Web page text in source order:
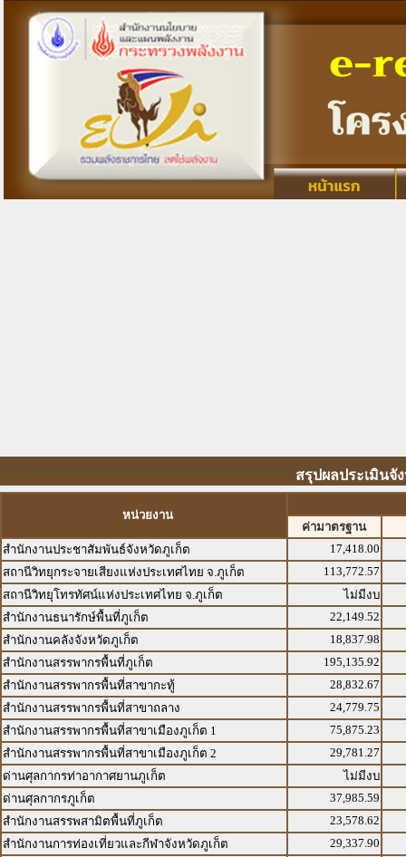
สรุปผลประเมินจั
หน่วยงาน
ค่ามาตรฐาน
สำนักงานประชาสัมพันธ์จังหวัดภูเก็ต
17,418.00
สถานีวิทยุกระจายเสียงแห่งประเทศไทย จ.ภูเก็ต
113,772.57
สถานีวิทยุโทรทัศน์แห่งประเทศไทย จ.ภูเก็ต
ไม่มีงบ
สำนักงานธนารักษ์พื้นที่ภูเก็ต
22,149.52
สำนักงานคลังจังหวัดภูเก็ต
18,837.98
สำนักงานสรรพากรพื้นที่ภูเก็ต
195,135.92
สำนักงานสรรพากรพื้นที่สาขากะทู้
28,832.67
สำนักงานสรรพากรพื้นที่สาขาถลาง
24,779.75
สำนักงานสรรพากรพื้นที่สาขาเมืองภูเก็ต 1
75,875.23
สำนักงานสรรพากรพื้นที่สาขาเมืองภูเก็ต 2
29,781.27
ด่านศุลกากรท่าอากาศยานภูเก็ต
ไม่มีงบ
ด่านศุลกากรภูเก็ต
37,985.59
สำนักงานสรรพสามิตพื้นที่ภูเก็ต
23,578.62
สำนักงานการท่องเที่ยวและกีฬาจังหวัดภูเก็ต
29,337.90